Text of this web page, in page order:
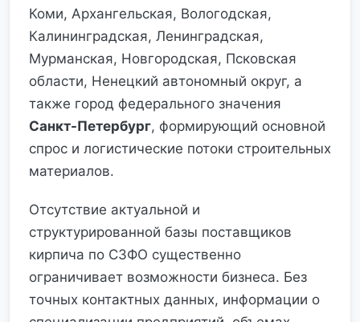
Коми, Архангельская, Вологодская,
Калининградская, Ленинградская,
Мурманская, Новгородская, Псковская
области, Ненецкий автономный округ, а
также город федерального значения
Санкт-Петербург, формирующий основной
спрос и логистические потоки строительных
материалов.
Отсутствие актуальной и
структурированной базы поставщиков
кирпича по СЗФО существенно
ограничивает возможности бизнеса. Без
точных контактных данных, информации о